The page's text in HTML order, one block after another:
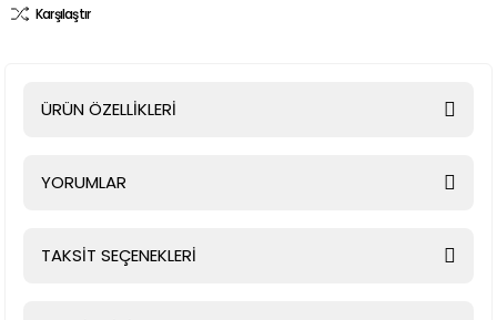
Karşılaştır
ÜRÜN ÖZELLİKLERİ
YORUMLAR
TAKSİT SEÇENEKLERİ